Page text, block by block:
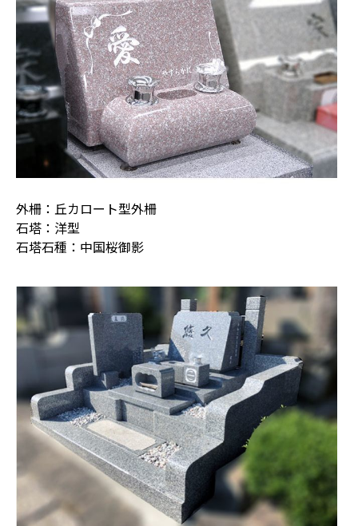
外柵：丘カロート型外柵
石塔：洋型
石塔石種：中国桜御影